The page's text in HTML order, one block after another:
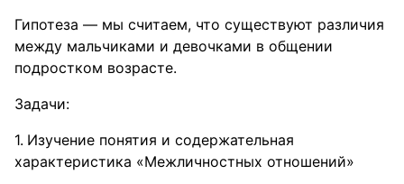
Гипотеза — мы считаем, что существуют различия
между мальчиками и девочками в общении
подростком возрасте.
Задачи:
Изучение понятия и содержательная
характеристика «Межличностных отношений»